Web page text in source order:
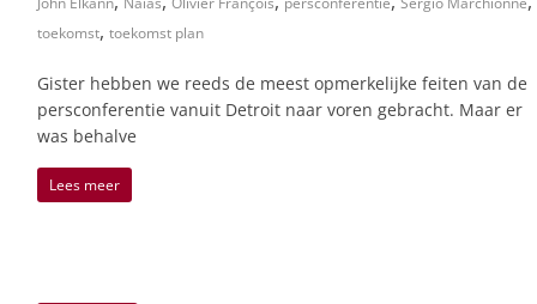
toekomst, toekomst plan
Gister hebben we reeds de meest opmerkelijke feiten van de
persconferentie vanuit Detroit naar voren gebracht. Maar er
was behalve
Lees meer